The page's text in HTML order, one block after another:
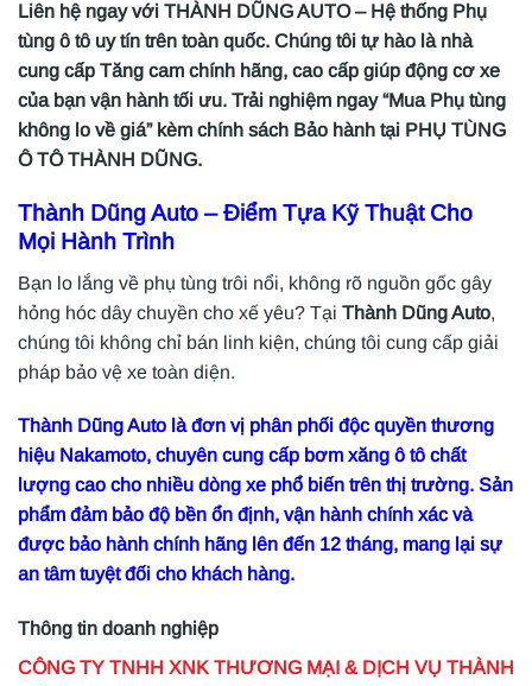
Liên hệ ngay với THÀNH DŨNG AUTO – Hệ thống Phụ
tùng ô tô uy tín trên toàn quốc. Chúng tôi tự hào là nhà
cung cấp Tăng cam chính hãng, cao cấp giúp động cơ xe
của bạn vận hành tối ưu. Trải nghiệm ngay “Mua Phụ tùng
không lo về giá” kèm chính sách Bảo hành tại PHỤ TÙNG
Ô TÔ THÀNH DŨNG.
Thành Dũng Auto – Điểm Tựa Kỹ Thuật Cho
Mọi Hành Trình
Bạn lo lắng về phụ tùng trôi nổi, không rõ nguồn gốc gây
hỏng hóc dây chuyền cho xế yêu? Tại Thành Dũng Auto,
chúng tôi không chỉ bán linh kiện, chúng tôi cung cấp giải
pháp bảo vệ xe toàn diện.
Thành Dũng Auto là đơn vị phân phối độc quyền thương
hiệu Nakamoto, chuyên cung cấp bơm xăng ô tô chất
lượng cao cho nhiều dòng xe phổ biến trên thị trường. Sản
phẩm đảm bảo độ bền ổn định, vận hành chính xác và
được bảo hành chính hãng lên đến 12 tháng, mang lại sự
an tâm tuyệt đối cho khách hàng.
Thông tin doanh nghiệp
CÔNG TY TNHH XNK THƯƠNG MẠI & DỊCH VỤ THÀNH